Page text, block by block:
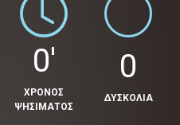
0'
ΧΡΟΝΟΣ
ΨΗΣΙΜΑΤΟΣ
0
ΔΥΣΚΟΛΙΑ